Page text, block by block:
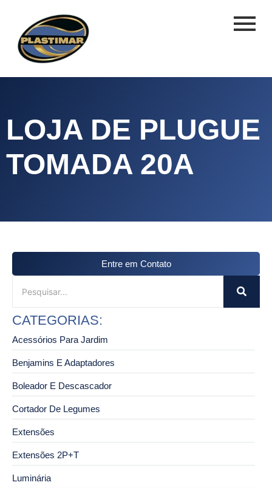
LOJA DE PLUGUE
TOMADA 20A
Entre em Contato
CATEGORIAS:
Acessórios Para Jardim
Benjamins E Adaptadores
Boleador E Descascador
Cortador De Legumes
Extensões
Extensões 2P+T
Luminária